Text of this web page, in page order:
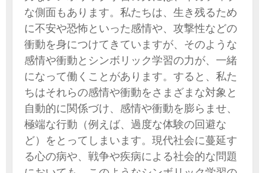
な側面もあります。私たちは、生き残るため
に不安や恐怖といった感情や、攻撃性などの
衝動を身につけてきていますが、そのような
感情や衝動とシンボリック学習の力が、一緒
になって働くことがあります。すると、私た
ちはそれらの感情や衝動をさまざまな対象と
自動的に関係づけ、感情や衝動を膨らませ、
極端な行動（例えば、過度な体験の回避な
ど）をとってしまいます。現代社会に蔓延す
る心の病や、戦争や疾病による社会的な問題